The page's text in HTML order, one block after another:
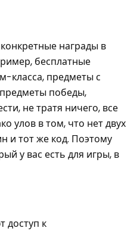
награды в
бесплатные
класса, предметы с
победы,
не тратя ничего, все
улов в том, что нет двух
и тот же код. Поэтому
у вас есть для игры, в
доступ к